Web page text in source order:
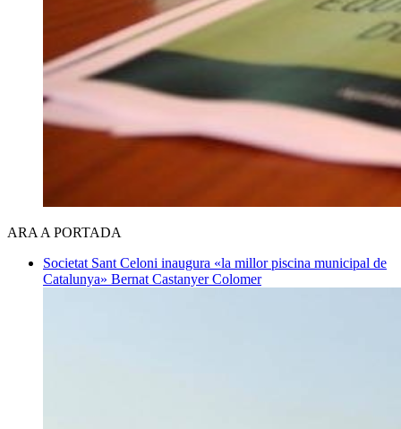
ARA A PORTADA
Societat Sant Celoni inaugura «la millor piscina municipal de
Catalunya» Bernat Castanyer Colomer